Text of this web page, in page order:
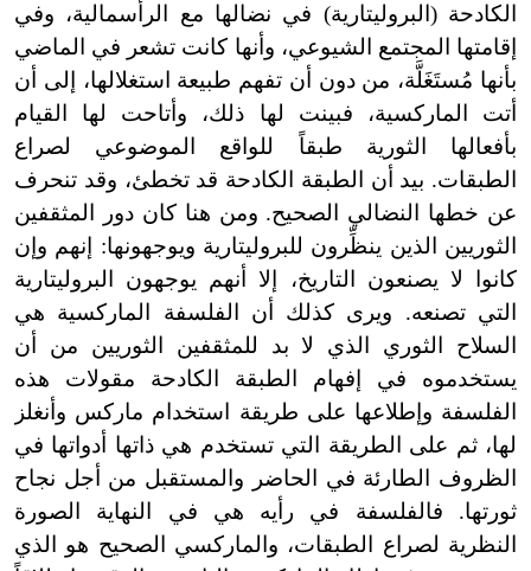
الكادحة (البروليتارية) في نضالها مع الرأسمالية، وفي
إقامتها المجتمع الشيوعي، وأنها كانت تشعر في الماضي
بأنها مُستَغَلَّة، من دون أن تفهم طبيعة استغلالها، إلى أن
أتت الماركسية، فبينت لها ذلك، وأتاحت لها القيام
بأفعالها الثورية طبقاً للواقع الموضوعي لصراع
الطبقات. بيد أن الطبقة الكادحة قد تخطئ، وقد تنحرف
عن خطها النضالي الصحيح. ومن هنا كان دور المثقفين
الثوريين الذين ينظِّرون للبروليتارية ويوجهونها: إنهم وإن
كانوا لا يصنعون التاريخ، إلا أنهم يوجهون البروليتارية
التي تصنعه. ويرى كذلك أن الفلسفة الماركسية هي
السلاح الثوري الذي لا بد للمثقفين الثوريين من أن
يستخدموه في إفهام الطبقة الكادحة مقولات هذه
الفلسفة وإطلاعها على طريقة استخدام ماركس وأنغلز
لها، ثم على الطريقة التي تستخدم هي ذاتها أدواتها في
الظروف الطارئة في الحاضر والمستقبل من أجل نجاح
ثورتها. فالفلسفة في رأيه هي في النهاية الصورة
النظرية لصراع الطبقات، والماركسي الصحيح هو الذي